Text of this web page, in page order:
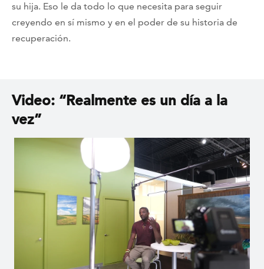
su hija. Eso le da todo lo que necesita para seguir
creyendo en sí mismo y en el poder de su historia de
recuperación.
Video: “Realmente es un día a la
vez”